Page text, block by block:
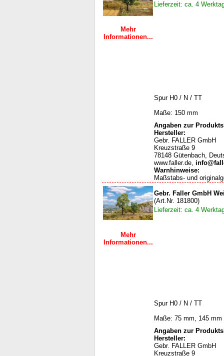
Mehr
Informationen...
Lieferzeit: ca. 4
Spur H0 / N / TT
Maße: 150 mm
Angaben zur
Hersteller:
Gebr. FALLER GmbH
Kreuzstraße 9
78148 Gütenbach,
www.faller.de,
Warnhinweise:
Maßstabs- und
Mehr
Informationen...
Gebr. Faller GmbH
(Art.Nr. 181800)
Lieferzeit: ca. 4
Spur H0 / N / TT
Maße: 75 mm, 145 mm
Angaben zur
Hersteller:
Gebr. FALLER GmbH
Kreuzstraße 9